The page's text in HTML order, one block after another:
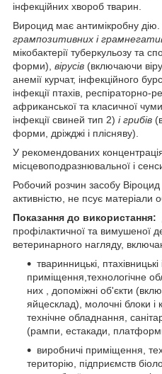
інфекційних хвороб тварин.
Вироцид має антимікробну дію.
грампозитивних і
мікобактерії туберкульозу та
форми), вірусів (включаючи
анемії курчат, інфекційного
інфекції птахів, респіраторно-
африканської та класичної
інфекції свиней тип 2) і грибів
форми, дріжджі і плісняву).
У рекомендованих
місцевоподразнювальної і
Робочий розчин засобу
активністю, не псує матеріали
Показання до використання:
профілактичної та вимушеної
ветеринарного нагляду,
тваринницькі, птахівницькі
приміщення,технологічне
них , допоміжні об'єкти
яйцесклад), молочні блоки і
технічне обладнання,
(рампи, естакади,
виробничі приміщення,
територію, підприємств